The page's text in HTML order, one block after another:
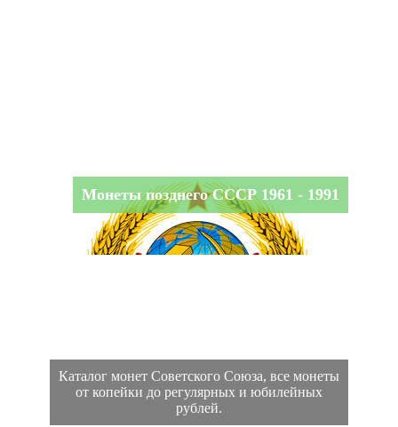
Монеты позднего СССР 1961 - 1991
Каталог монет Советского Союза, все монеты
от копейки до регулярных и юбилейных
рублей.